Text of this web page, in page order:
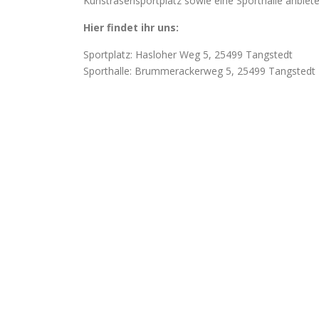
Hier findet ihr uns:
Sportplatz: Hasloher Weg 5, 25499 Tangstedt
Sporthalle: Brummerackerweg 5, 25499 Tangstedt